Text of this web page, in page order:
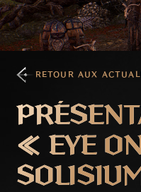
RETOUR AUX
« EYE